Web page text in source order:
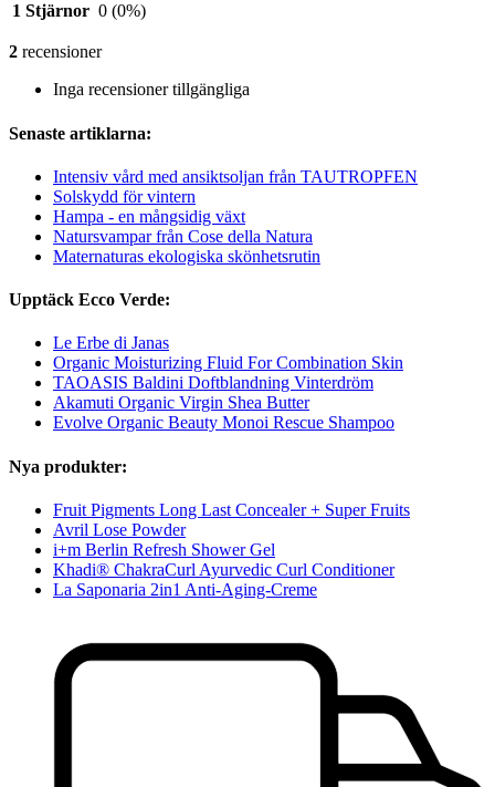
1 Stjärnor 0 (0%)
2 recensioner
Inga recensioner tillgängliga
Senaste artiklarna:
Intensiv vård med ansiktsoljan från TAUTROPFEN
Solskydd för vintern
Hampa - en mångsidig växt
Natursvampar från Cose della Natura
Maternaturas ekologiska skönhetsrutin
Upptäck Ecco Verde:
Le Erbe di Janas
Organic Moisturizing Fluid For Combination Skin
TAOASIS Baldini Doftblandning Vinterdröm
Akamuti Organic Virgin Shea Butter
Evolve Organic Beauty Monoi Rescue Shampoo
Nya produkter:
Fruit Pigments Long Last Concealer + Super Fruits
Avril Lose Powder
i+m Berlin Refresh Shower Gel
Khadi® ChakraCurl Ayurvedic Curl Conditioner
La Saponaria 2in1 Anti-Aging-Creme